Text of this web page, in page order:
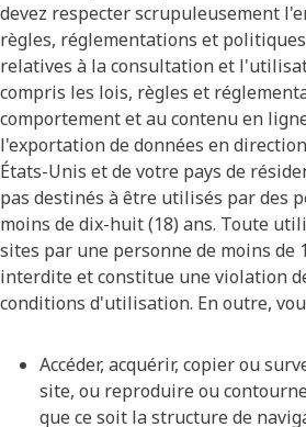
devez respecter scrupuleusement
règles, réglementations et
relatives à la consultation et
compris les lois, règles et
comportement et au contenu en
l'exportation de données en
États-Unis et de votre pays de
pas destinés à être utilisés par des
moins de dix-huit (18) ans. Toute
sites par une personne de moins de
interdite et constitue une violation
conditions d'utilisation. En outre,
Accéder, acquérir, copier ou
site, ou reproduire ou
que ce soit la structure de